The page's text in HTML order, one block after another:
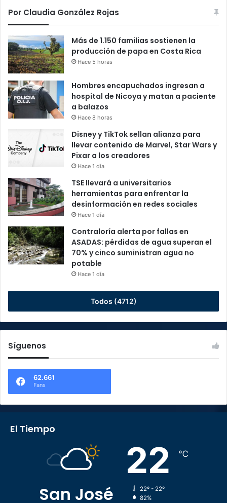
Por Claudia González Rojas
Más de 1.150 familias sostienen la
producción de papa en Costa Rica
Hace 5 horas
Hombres encapuchados ingresan a
hospital de Nicoya y matan a paciente
a balazos
Hace 8 horas
Disney y TikTok sellan alianza para
llevar contenido de Marvel, Star Wars y
Pixar a los creadores
Hace 1 día
TSE llevará a universitarios
herramientas para enfrentar la
desinformación en redes sociales
Hace 1 día
Contraloría alerta por fallas en
ASADAS: pérdidas de agua superan el
70% y cinco suministran agua no
potable
Hace 1 día
Todos (4712)
Síguenos
62.661
Fans
El Tiempo
San José
22 ℃
22º - 22º
82%